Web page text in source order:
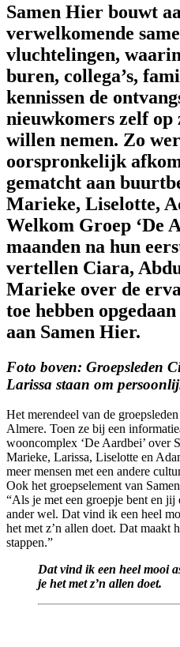
Samen Hier bouwt
verwelkomende
vluchtelingen,
buren, collega’s,
kennissen de
nieuwkomers zelf op
willen nemen. Zo
oorspronkelijk
gematcht aan
Marieke, Liselotte,
Welkom Groep ‘De
maanden na hun
vertellen Ciara,
Marieke over de
toe hebben
aan Samen Hier.
Foto boven: Groepsleden
Larissa staan om
Het merendeel van de
Almere. Toen ze bij een
wooncomplex ‘De Aardbei’ over
Marieke, Larissa, Liselotte en
meer mensen met een andere
Ook het groepselement van
“Als je met een groepje bent en jij
ander wel. Dat vind ik een heel
het met z’n allen doet. Dat
stappen.”
Dat vind ik een heel mooi
je het met z’n allen doet.